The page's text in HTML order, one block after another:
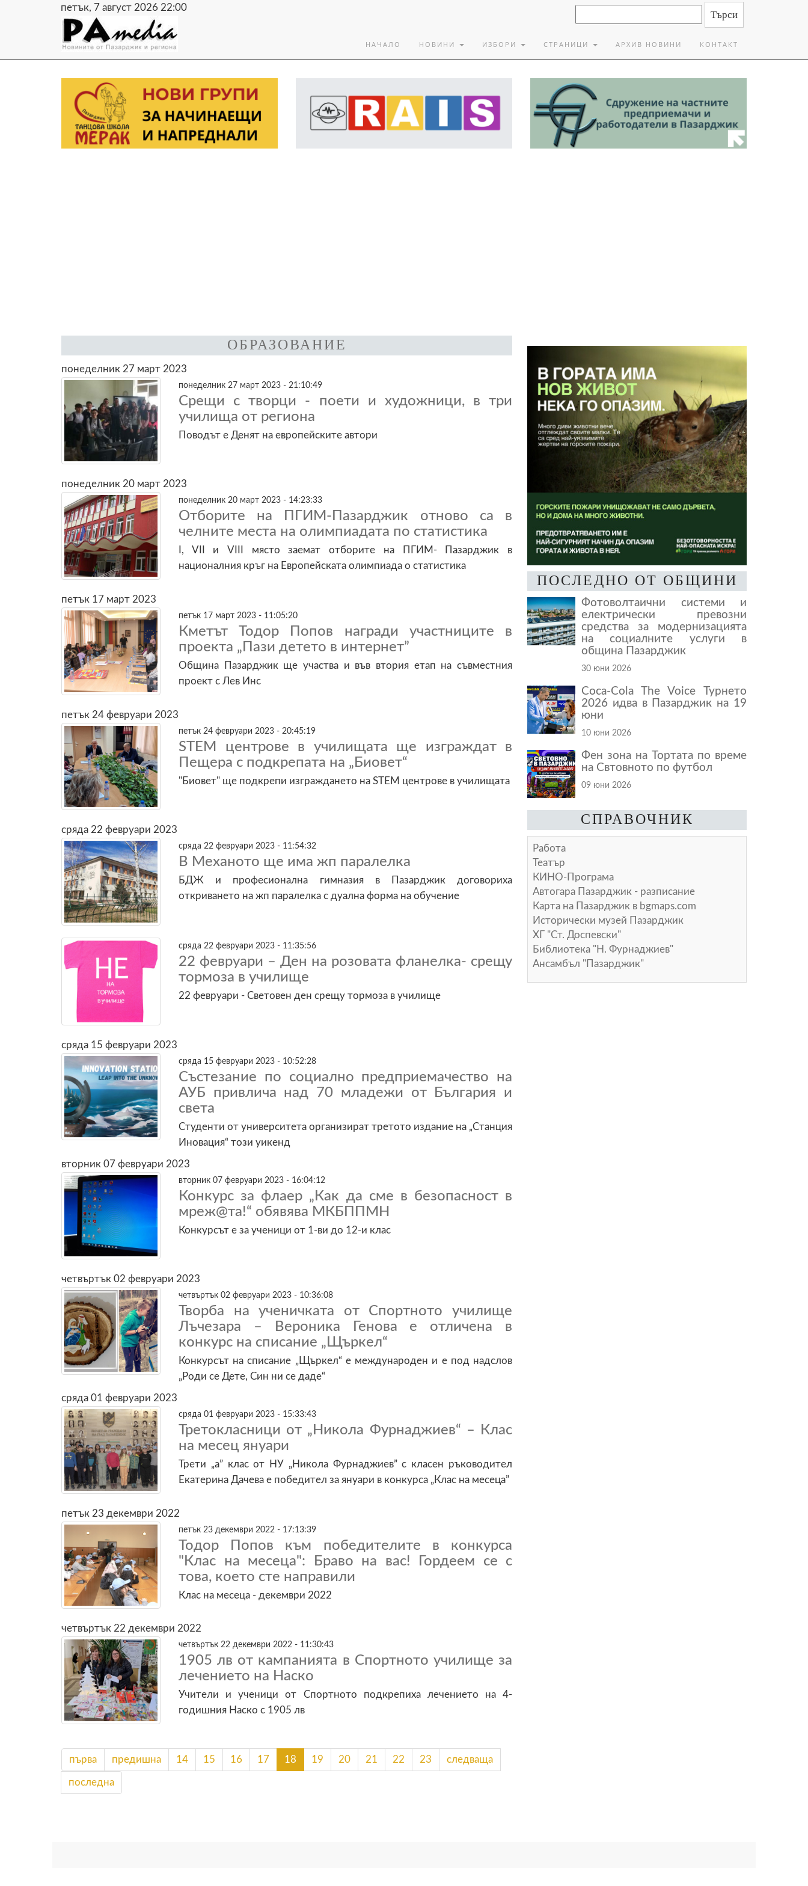
петък, 7 август 2026 22:00
НАЧАЛО НОВИНИ ИЗБОРИ СТРАНИЦИ АРХИВ НОВИНИ КОНТАКТ
ОБРАЗОВАНИЕ
понеделник 27 март 2023
понеделник 27 март 2023 - 21:10:49
Срещи с творци - поети и художници, в три
училища от региона
Поводът е Денят на европейските автори
понеделник 20 март 2023
понеделник 20 март 2023 - 14:23:33
Отборите на ПГИМ-Пазарджик отново са в
челните места на олимпиадата по статистика
I, VII и VIII място заемат отборите на ПГИМ- Пазарджик в
националния кръг на Европейската олимпиада о статистика
петък 17 март 2023
петък 17 март 2023 - 11:05:20
Кметът Тодор Попов награди участниците в
проекта „Пази детето в интернет”
Община Пазарджик ще участва и във втория етап на съвместния
проект с Лев Инс
петък 24 февруари 2023
петък 24 февруари 2023 - 20:45:19
STEМ центрове в училищата ще изграждат в
Пещера с подкрепата на „Биовет“
"Биовет" ще подкрепи изграждането на STEM центрове в училищата
сряда 22 февруари 2023
сряда 22 февруари 2023 - 11:54:32
В Механото ще има жп паралелка
БДЖ и професионална гимназия в Пазарджик договориха
откриването на жп паралелка с дуална форма на обучение
сряда 22 февруари 2023 - 11:35:56
22 февруари – Ден на розовата фланелка- срещу
тормоза в училище
22 февруари - Световен ден срещу тормоза в училище
сряда 15 февруари 2023
сряда 15 февруари 2023 - 10:52:28
Състезание по социално предприемачество на
АУБ привлича над 70 младежи от България и
света
Студенти от университета организират третото издание на „Станция
Иновация“ този уикенд
вторник 07 февруари 2023
вторник 07 февруари 2023 - 16:04:12
Конкурс за флаер „Как да сме в безопасност в
мреж@та!“ обявява МКБППМН
Конкурсът е за ученици от 1-ви до 12-и клас
четвъртък 02 февруари 2023
четвъртък 02 февруари 2023 - 10:36:08
Творба на ученичката от Спортното училище
Лъчезара – Вероника Генова е отличена в
конкурс на списание „Щъркел“
Конкурсът на списание „Щъркел“ е международен и е под надслов
„Роди се Дете, Син ни се даде“
сряда 01 февруари 2023
сряда 01 февруари 2023 - 15:33:43
Третокласници от „Никола Фурнаджиев“ – Клас
на месец януари
Трети „а” клас от НУ „Никола Фурнаджиев” с класен ръководител
Екатерина Дачева е победител за януари в конкурса „Клас на месеца”
петък 23 декември 2022
петък 23 декември 2022 - 17:13:39
Тодор Попов към победителите в конкурса
"Клас на месеца": Браво на вас! Гордеем се с
това, което сте направили
Клас на месеца - декември 2022
четвъртък 22 декември 2022
четвъртък 22 декември 2022 - 11:30:43
1905 лв от кампанията в Спортното училище за
лечението на Наско
Учители и ученици от Спортното подкрепиха лечението на 4-
годишния Наско с 1905 лв
първа предишна 14 15 16 17 18 19 20 21 22 23 следваща
последна
ПОСЛЕДНО ОТ ОБЩИНИ
Фотоволтаични системи и
електрически превозни
средства за модернизацията
на социалните услуги в
община Пазарджик
30 юни 2026
Coca-Cola The Voice Турнето
2026 идва в Пазарджик на 19
юни
10 юни 2026
Фен зона на Тортата по време
на Свтовното по футбол
09 юни 2026
СПРАВОЧНИК
Работа
Театър
КИНО-Програма
Автогара Пазарджик - разписание
Карта на Пазарджик в bgmaps.com
Исторически музей Пазарджик
ХГ "Ст. Доспевски"
Библиотека "Н. Фурнаджиев"
Ансамбъл "Пазарджик"